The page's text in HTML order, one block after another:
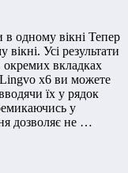
в одному вікні Тепер
Усі результати
вкладках
Lingvo x6 ви можете
їх у рядок
у
дозволяє не …